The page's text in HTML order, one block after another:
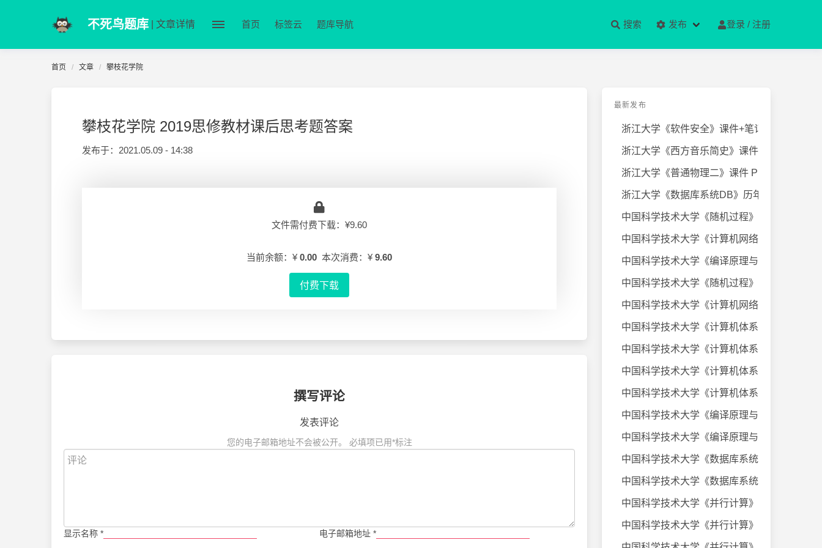
不死鸟题库 | 文章详情 首页 标签云 题库导航 搜索 发布 登录 / 注册
首页 文章 攀枝花学院
攀枝花学院 2019思修教材课后思考题答案
发布于： 2021.05.09 - 14:38
文件需付费下载：¥9.60
当前余额：¥ 0.00 本次消费：¥ 9.60
付费下载
撰写评论
发表评论
您的电子邮箱地址不会被公开。 必填项已用*标注
显示名称 * 电子邮箱地址 *
最新发布
浙江大学《软件安全》课件+笔记
浙江大学《西方音乐简史》课件+笔
浙江大学《普通物理二》课件 PPT
浙江大学《数据库系统DB》历年试卷
中国科学技术大学《随机过程》近几
中国科学技术大学《计算机网络》课
中国科学技术大学《编译原理与技术
中国科学技术大学《随机过程》课件
中国科学技术大学《计算机网络》20
中国科学技术大学《计算机体系结构
中国科学技术大学《计算机体系结构
中国科学技术大学《计算机体系结构
中国科学技术大学《计算机体系结构
中国科学技术大学《编译原理与技术
中国科学技术大学《编译原理与技术
中国科学技术大学《数据库系统及应
中国科学技术大学《数据库系统及应
中国科学技术大学《并行计算》考试
中国科学技术大学《并行计算》考试